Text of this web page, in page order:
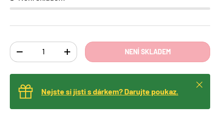
Ks
TRANSLATION MISSING: CS.CART.ITEMS.DECREASE_QUANTITY
TRANSLATION MISSING:NENÍ SKLADEM
Nejste si jisti s dárkem? Darujte poukaz.
Zavřít